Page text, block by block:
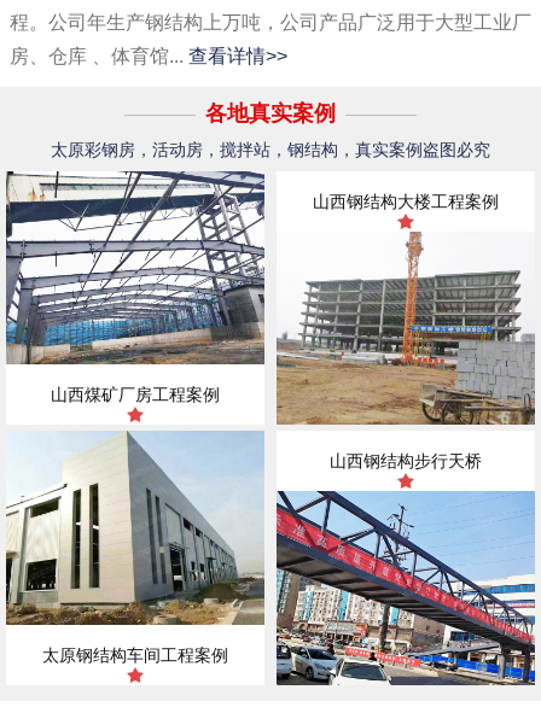
程。公司年生产钢结构上万吨，公司产品广泛用于大型工业厂
房、仓库 、体育馆... 查看详情>>
各地真实案例
太原彩钢房，活动房，搅拌站，钢结构，真实案例盗图必究
山西煤矿厂房工程案例
山西钢结构大楼工程案例
太原钢结构车间工程案例
山西钢结构步行天桥